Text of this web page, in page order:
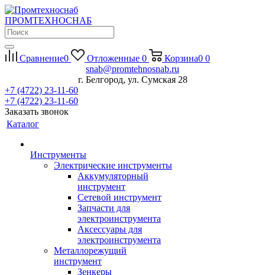
ПРОМТЕХНОСНАБ
Сравнение0 Отложенные 0 Корзина0 0
snab@promtehnosnab.ru
г. Белгород, ул. Сумская 28
+7 (4722) 23-11-60
+7 (4722) 23-11-60
Заказать звонок
Каталог
Инструменты
Электрические инструменты
Аккумуляторный
инструмент
Сетевой инструмент
Запчасти для
электроинструмента
Аксессуары для
электроинструмента
Металлорежущий
инструмент
Зенкеры